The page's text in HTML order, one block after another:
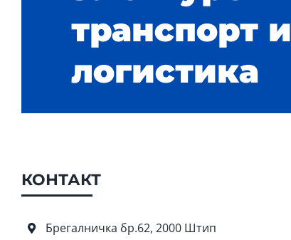
транспорт и
логистика
КОНТАКТ
Брегалничка бр.62, 2000 Штип